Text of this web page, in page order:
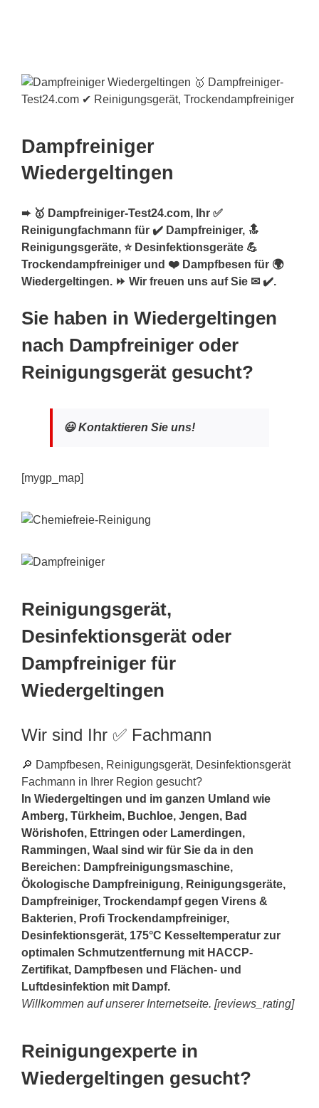
Dampfreiniger
Wiedergeltingen
➨ 🥇 Dampfreiniger-Test24.com, Ihr ✅
Reinigungfachmann für ✔️ Dampfreiniger, 🔝
Reinigungsgeräte, ⭐ Desinfektionsgeräte 💪
Trockendampfreiniger und ❤️ Dampfbesen für 🌍
Wiedergeltingen. ⏩ Wir freuen uns auf Sie ✉ ✔️.
Sie haben in Wiedergeltingen
nach Dampfreiniger oder
Reinigungsgerät gesucht?
😃 Kontaktieren Sie uns!
[mygp_map]
Reinigungsgerät,
Desinfektionsgerät oder
Dampfreiniger für
Wiedergeltingen
Wir sind Ihr ✅ Fachmann
🔎 Dampfbesen, Reinigungsgerät, Desinfektionsgerät
Fachmann in Ihrer Region gesucht?
In Wiedergeltingen und im ganzen Umland wie
Amberg, Türkheim, Buchloe, Jengen, Bad
Wörishofen, Ettringen oder Lamerdingen,
Rammingen, Waal sind wir für Sie da in den
Bereichen: Dampfreinigungsmaschine,
Ökologische Dampfreinigung, Reinigungsgeräte,
Dampfreiniger, Trockendampf gegen Virens &
Bakterien, Profi Trockendampfreiniger,
Desinfektionsgerät, 175°C Kesseltemperatur zur
optimalen Schmutzentfernung mit HACCP-
Zertifikat, Dampfbesen und Flächen- und
Luftdesinfektion mit Dampf.
Willkommen auf unserer Internetseite. [reviews_rating]
Reinigungexperte in
Wiedergeltingen gesucht?